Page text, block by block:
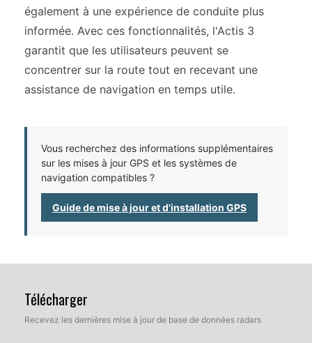
également à une expérience de conduite plus
informée. Avec ces fonctionnalités, l'Actis 3
garantit que les utilisateurs peuvent se
concentrer sur la route tout en recevant une
assistance de navigation en temps utile.
Vous recherchez des informations supplémentaires
sur les mises à jour GPS et les systèmes de
navigation compatibles ?
Guide de mise à jour et d'installation GPS
Télécharger
Recevez les dernières mise à jour de base de données radars